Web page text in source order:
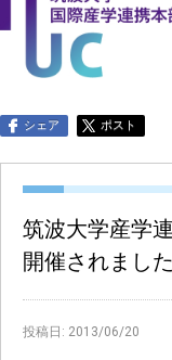
国際産学連携
本部について
シェア ポスト
筑波大学産学
開催されまし
投稿日: 2013/06/20